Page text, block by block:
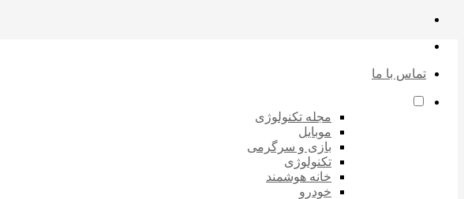
تماس با ما
مجله تکنولوژی
موبایل
بازی و سرگرمی
تکنولوژی
خانه هوشمند
خودرو